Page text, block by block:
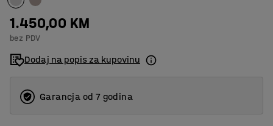
1.450,00 KM
bez PDV
Dodaj na popis za kupovinu
Garancja od 7 godina